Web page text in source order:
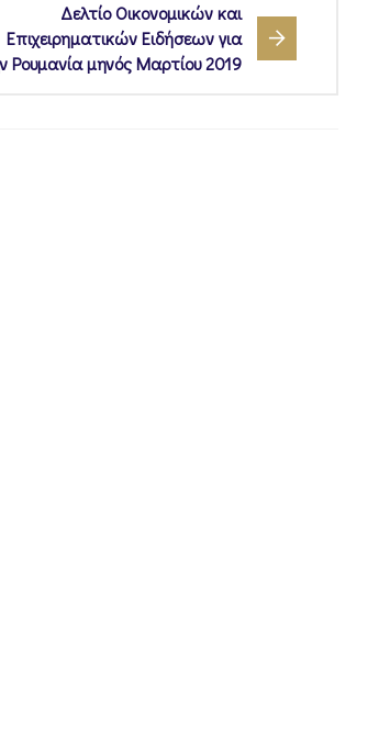
Δελτίο Οικονομικών και
Επιχειρηματικών Ειδήσεων για
Ρουμανία μηνός Μαρτίου 2019